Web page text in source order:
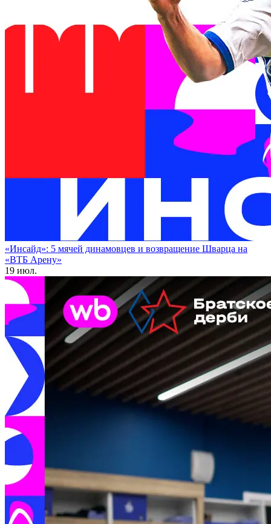
«Инсайд»: 5 мячей динамовцев и возвращение Шварца на
«ВТБ Арену»
19 июл.